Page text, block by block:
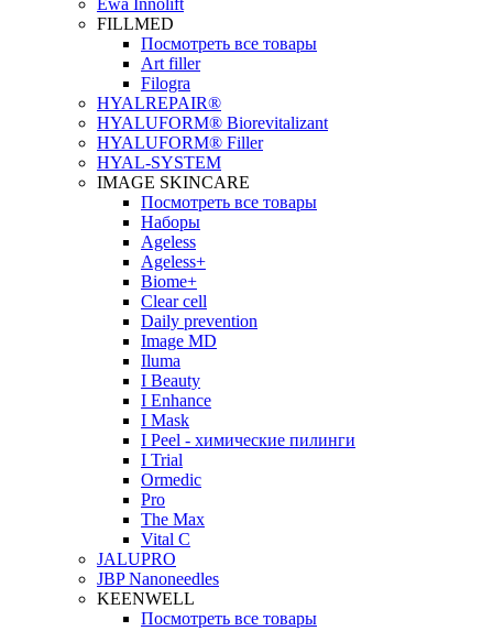
Ewa Innolift
FILLMED
Посмотреть все товары
Art filler
Filogra
НYALREPAIR®
HYALUFORM® Biorevitalizant
HYALUFORM® Filler
HYAL-SYSTEM
IMAGE SKINCARE
Посмотреть все товары
Наборы
Ageless
Ageless+
Biome+
Clear cell
Daily prevention
Image MD
Iluma
I Beauty
I Enhance
I Mask
I Peel - химические пилинги
I Trial
Ormedic
Pro
The Max
Vital C
JALUPRO
JBP Nanoneedles
KEENWELL
Посмотреть все товары